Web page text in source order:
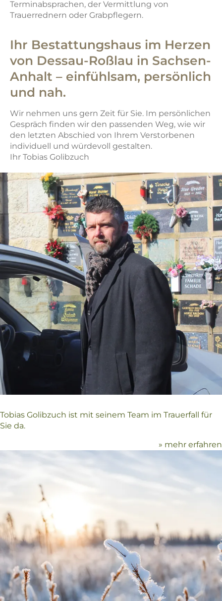
Terminabsprachen, der Vermittlung von
Trauerrednern oder Grabpflegern.
Ihr Bestattungshaus im Herzen
von Dessau-Roßlau in Sachsen-
Anhalt – einfühlsam, persönlich
und nah.
Wir nehmen uns gern Zeit für Sie. Im persönlichen
Gespräch finden wir den passenden Weg, wie wir
den letzten Abschied von Ihrem Verstorbenen
individuell und würdevoll gestalten.
Ihr Tobias Golibzuch
Tobias Golibzuch ist mit seinem Team im Trauerfall für
Sie da.
» mehr erfahren